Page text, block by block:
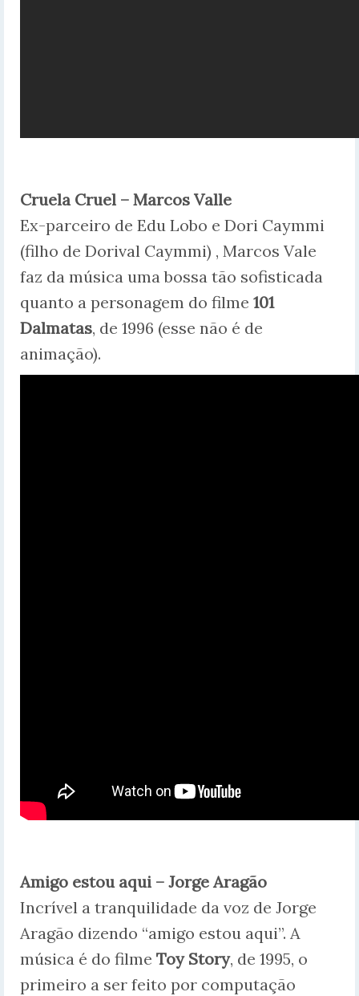
Cruela Cruel – Marcos Valle
Ex-parceiro de Edu Lobo e Dori Caymmi
(filho de Dorival Caymmi) , Marcos Vale
faz da música uma bossa tão sofisticada
quanto a personagem do filme 101
Dalmatas, de 1996 (esse não é de
animação).
Amigo estou aqui – Jorge Aragão
Incrível a tranquilidade da voz de Jorge
Aragão dizendo “amigo estou aqui”. A
música é do filme Toy Story, de 1995, o
primeiro a ser feito por computação